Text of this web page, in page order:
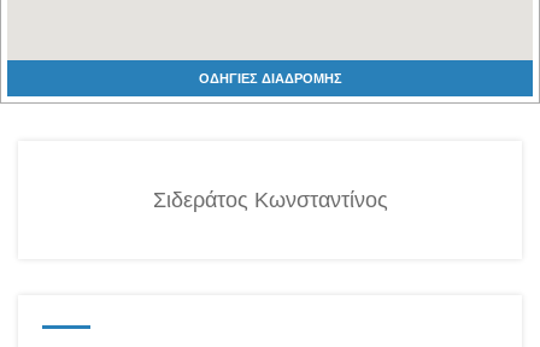
ΟΔΗΓΙΕΣ ΔΙΑΔΡΟΜΗΣ
Σιδεράτος Κωνσταντίνος